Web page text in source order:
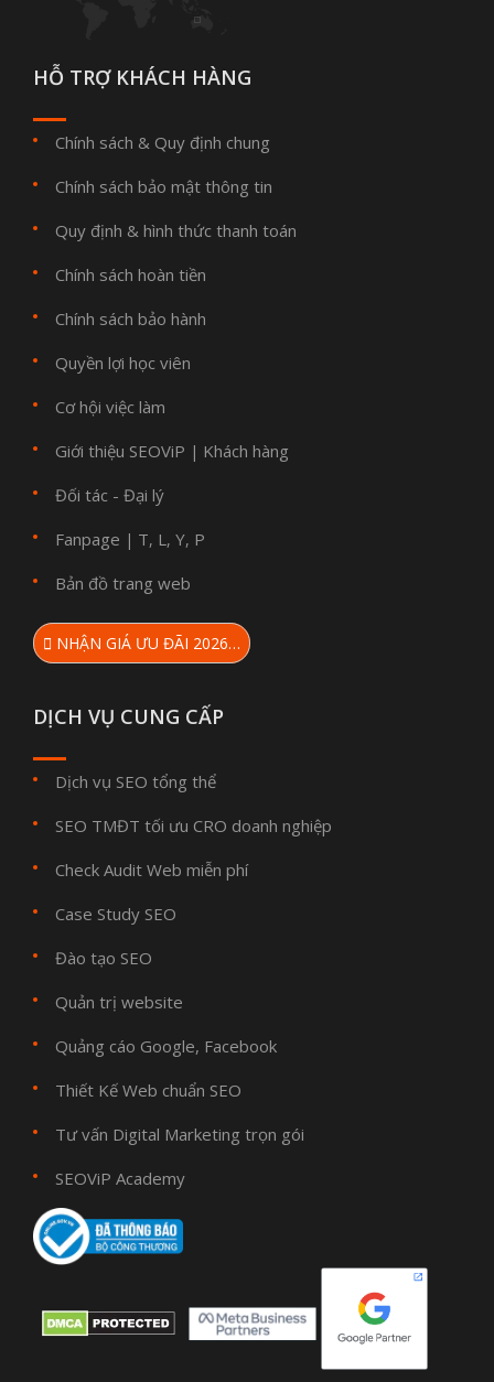
HỖ TRỢ KHÁCH HÀNG
Chính sách & Quy định chung
Chính sách bảo mật thông tin
Quy định & hình thức thanh toán
Chính sách hoàn tiền
Chính sách bảo hành
Quyền lợi học viên
Cơ hội việc làm
Giới thiệu SEOViP | Khách hàng
Đối tác - Đại lý
Fanpage | T, L, Y, P
Bản đồ trang web
NHẬN GIÁ ƯU ĐÃI 2026…
DỊCH VỤ CUNG CẤP
Dịch vụ SEO tổng thể
SEO TMĐT tối ưu CRO doanh nghiệp
Check Audit Web miễn phí
Case Study SEO
Đào tạo SEO
Quản trị website
Quảng cáo Google, Facebook
Thiết Kế Web chuẩn SEO
Tư vấn Digital Marketing trọn gói
SEOViP Academy